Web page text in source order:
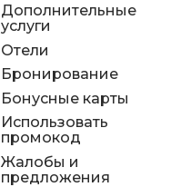
Дополнительные
услуги
Отели
Бронирование
Бонусные карты
Использовать
промокод
Жалобы и
предложения